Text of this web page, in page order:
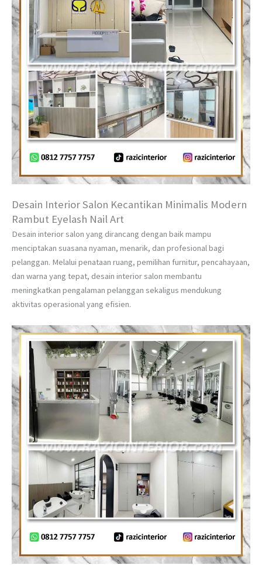
Desain Interior Salon Kecantikan Minimalis Modern
Rambut Eyelash Nail Art
Desain interior salon yang dirancang dengan baik mampu
menciptakan suasana nyaman, menarik, dan profesional bagi
pelanggan. Melalui penataan ruang, pemilihan furnitur, pencahayaan,
dan warna yang tepat, desain interior salon membantu
meningkatkan pengalaman pelanggan sekaligus mendukung
aktivitas operasional yang efisien.